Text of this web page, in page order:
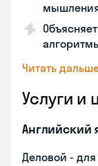
Читать
Услуги и
Английский
Деловой - для